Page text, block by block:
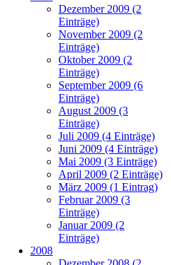
Dezember 2009 (2
Einträge)
November 2009 (2
Einträge)
Oktober 2009 (2
Einträge)
September 2009 (6
Einträge)
August 2009 (3
Einträge)
Juli 2009 (4 Einträge)
Juni 2009 (4 Einträge)
Mai 2009 (3 Einträge)
April 2009 (2 Einträge)
März 2009 (1 Eintrag)
Februar 2009 (3
Einträge)
Januar 2009 (2
Einträge)
2008